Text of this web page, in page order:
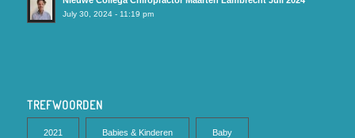
July 30, 2024 - 11:19 pm
TREFWOORDEN
2021 Babies & Kinderen Baby